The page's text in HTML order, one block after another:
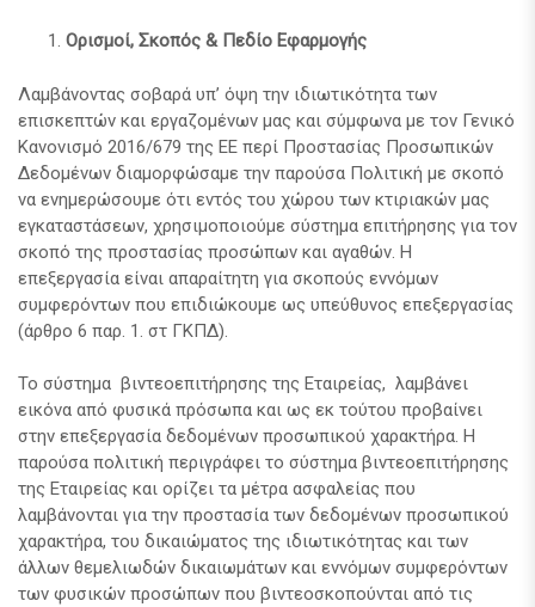
Ορισμοί, Σκοπός & Πεδίο Εφαρμογής
Λαμβάνοντας σοβαρά υπ’ όψη την ιδιωτικότητα των
επισκεπτών και εργαζομένων μας και σύμφωνα με τον Γενικό
Κανονισμό 2016/679 της ΕΕ περί Προστασίας Προσωπικών
Δεδομένων διαμορφώσαμε την παρούσα Πολιτική με σκοπό
να ενημερώσουμε ότι εντός του χώρου των κτιριακών μας
εγκαταστάσεων, χρησιμοποιούμε σύστημα επιτήρησης για τον
σκοπό της προστασίας προσώπων και αγαθών. Η
επεξεργασία είναι απαραίτητη για σκοπούς εννόμων
συμφερόντων που επιδιώκουμε ως υπεύθυνος επεξεργασίας
(άρθρο 6 παρ. 1. στ ΓΚΠΔ).
Το σύστημα βιντεοεπιτήρησης της Εταιρείας, λαμβάνει
εικόνα από φυσικά πρόσωπα και ως εκ τούτου προβαίνει
στην επεξεργασία δεδομένων προσωπικού χαρακτήρα. Η
παρούσα πολιτική περιγράφει το σύστημα βιντεοεπιτήρησης
της Εταιρείας και ορίζει τα μέτρα ασφαλείας που
λαμβάνονται για την προστασία των δεδομένων προσωπικού
χαρακτήρα, του δικαιώματος της ιδιωτικότητας και των
άλλων θεμελιωδών δικαιωμάτων και εννόμων συμφερόντων
των φυσικών προσώπων που βιντεοσκοπούνται από τις